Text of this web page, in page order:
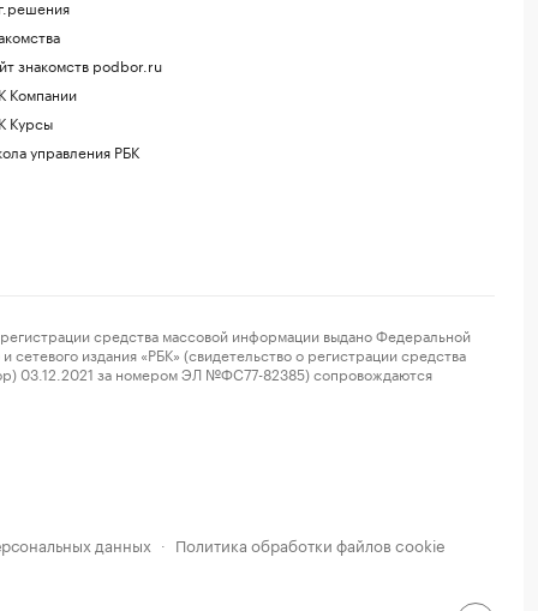
знакомств podbor.ru
Компании
Курсы
управления РБК
средства массовой информации выдано Федеральной
издания «РБК» (свидетельство о регистрации средства
03.12.2021 за номером ЭЛ №ФС77-82385) сопровождаются
данных · Политика обработки файлов cookie